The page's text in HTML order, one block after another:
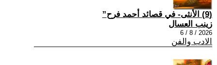
(9) الأنثى- في قصائد أحمد فرح”
زينب العسال
2026 / 8 / 6
الادب والفن